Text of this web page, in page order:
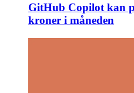
GitHub Copilot kan
kroner i måneden